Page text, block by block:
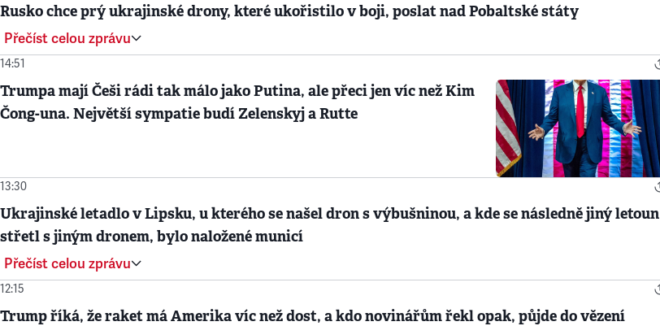
Rusko chce prý ukrajinské drony, které ukořistilo v boji, poslat nad Pobaltské státy
Přečíst celou zprávu
14:51
Trumpa mají Češi rádi tak málo jako Putina, ale přeci jen víc než Kim
Čong-una. Největší sympatie budí Zelenskyj a Rutte
13:30
Ukrajinské letadlo v Lipsku, u kterého se našel dron s výbušninou, a kde se následně jiný letoun
střetl s jiným dronem, bylo naložené municí
Přečíst celou zprávu
12:15
Trump říká, že raket má Amerika víc než dost, a kdo novinářům řekl opak, půjde do vězení